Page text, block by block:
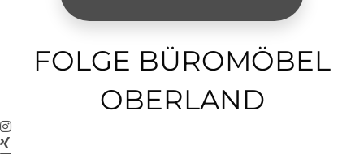
FOLGE BÜROMÖBEL
OBERLAND